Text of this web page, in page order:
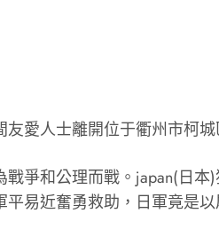
愛人士離開位于衢州市柯
爭和公理而戰。japan(日
易近奮勇救助，日軍竟是